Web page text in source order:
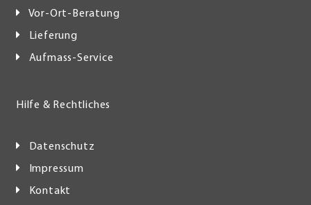
Vor-Ort-Beratung
Lieferung
Aufmass-Service
Hilfe & Rechtliches
Datenschutz
Impressum
Kontakt